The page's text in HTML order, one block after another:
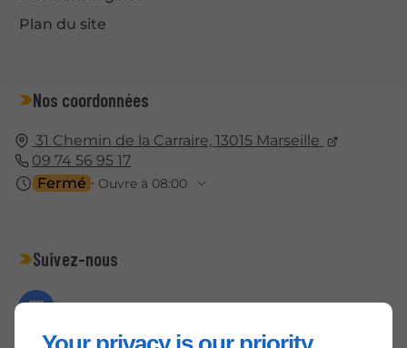
Plan du site
Nos coordonnées
31 Chemin de la Carraire, 13015 Marseille
09 74 56 95 17
Fermé ⋅ Ouvre à 08:00
Suivez-nous